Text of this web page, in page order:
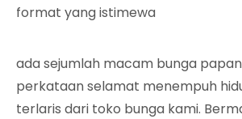
format yang istimewa
ada sejumlah macam bunga
perkataan selamat menempuh
terlaris dari toko bunga kami.